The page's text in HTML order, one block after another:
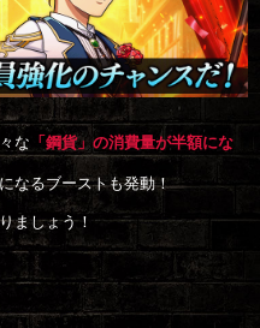
な 「鋼貨」の消費量が半額にな
なるブーストも発動！
ましょう！